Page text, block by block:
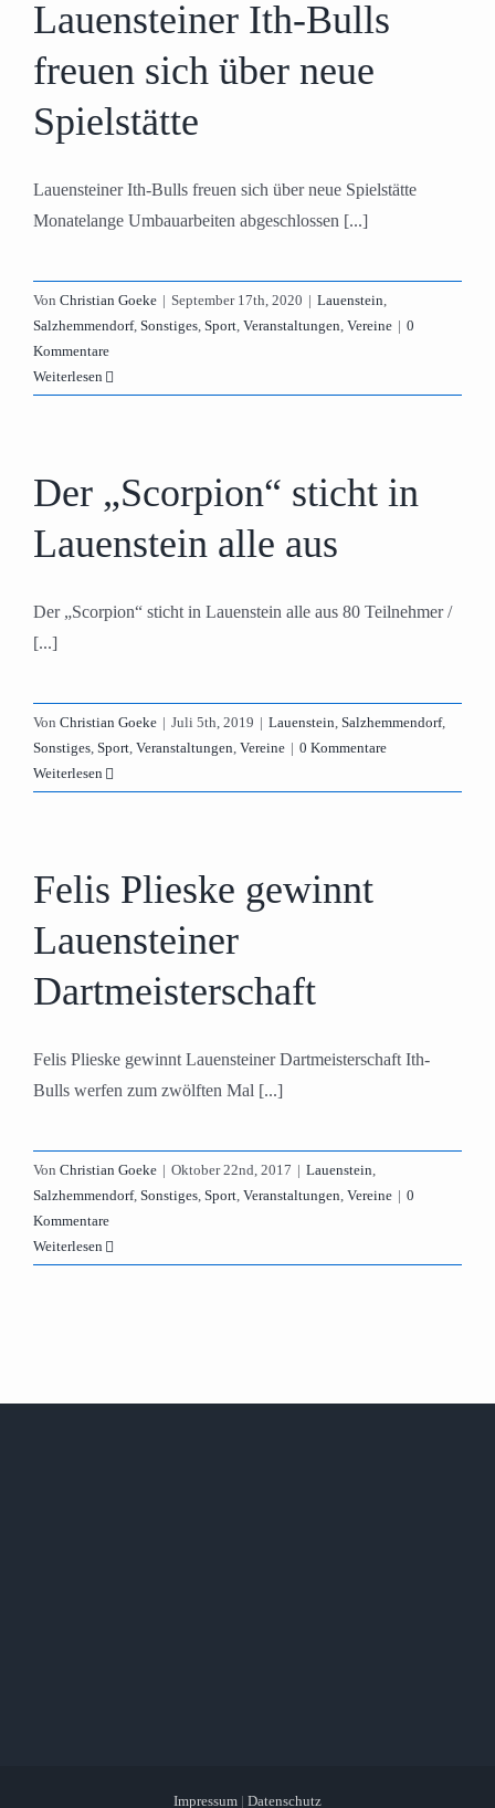
Lauensteiner Ith-Bulls
freuen sich über neue
Spielstätte
Lauensteiner Ith-Bulls freuen sich über neue Spielstätte
Monatelange Umbauarbeiten abgeschlossen [...]
Von Christian Goeke | September 17th, 2020 | Lauenstein,
Salzhemmendorf, Sonstiges, Sport, Veranstaltungen, Vereine | 0
Kommentare
Weiterlesen
Der „Scorpion“ sticht in
Lauenstein alle aus
Der „Scorpion“ sticht in Lauenstein alle aus 80 Teilnehmer /
[...]
Von Christian Goeke | Juli 5th, 2019 | Lauenstein, Salzhemmendorf,
Sonstiges, Sport, Veranstaltungen, Vereine | 0 Kommentare
Weiterlesen
Felis Plieske gewinnt
Lauensteiner
Dartmeisterschaft
Felis Plieske gewinnt Lauensteiner Dartmeisterschaft Ith-
Bulls werfen zum zwölften Mal [...]
Von Christian Goeke | Oktober 22nd, 2017 | Lauenstein,
Salzhemmendorf, Sonstiges, Sport, Veranstaltungen, Vereine | 0
Kommentare
Weiterlesen
Impressum | Datenschutz